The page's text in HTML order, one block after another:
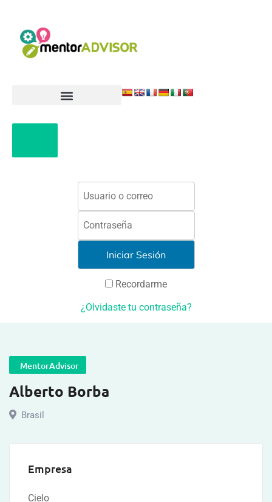
Recordarme
¿Olvidaste tu contraseña?
MentorAdvisor
Alberto Borba
Brasil
Empresa
Cielo